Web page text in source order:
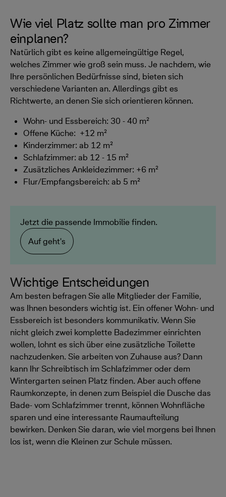
Wie viel Platz sollte man pro Zimmer
einplanen?
Natürlich gibt es keine allgemeingültige Regel,
welches Zimmer wie groß sein muss. Je nachdem, wie
Ihre persönlichen Bedürfnisse sind, bieten sich
verschiedene Varianten an. Allerdings gibt es
Richtwerte, an denen Sie sich orientieren können.
Wohn- und Essbereich: 30 - 40 m²
Offene Küche: +12 m²
Kinderzimmer: ab 12 m²
Schlafzimmer: ab 12 - 15 m²
Zusätzliches Ankleidezimmer: +6 m²
Flur/Empfangsbereich: ab 5 m²
Jetzt die passende Immobilie finden.
Auf geht's
Wichtige Entscheidungen
Am besten befragen Sie alle Mitglieder der Familie,
was Ihnen besonders wichtig ist. Ein offener Wohn- und
Essbereich ist besonders kommunikativ. Wenn Sie
nicht gleich zwei komplette Badezimmer einrichten
wollen, lohnt es sich über eine zusätzliche Toilette
nachzudenken. Sie arbeiten von Zuhause aus? Dann
kann Ihr Schreibtisch im Schlafzimmer oder dem
Wintergarten seinen Platz finden. Aber auch offene
Raumkonzepte, in denen zum Beispiel die Dusche das
Bade- vom Schlafzimmer trennt, können Wohnfläche
sparen und eine interessante Raumaufteilung
bewirken. Denken Sie daran, wie viel morgens bei Ihnen
los ist, wenn die Kleinen zur Schule müssen.